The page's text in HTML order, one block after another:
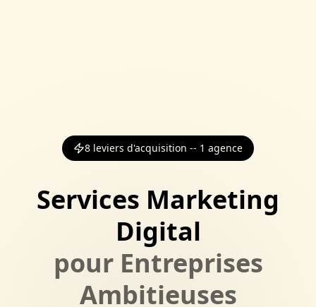
8 leviers d'acquisition -- 1 agence
Services Marketing
Digital
pour Entreprises
Ambitieuses